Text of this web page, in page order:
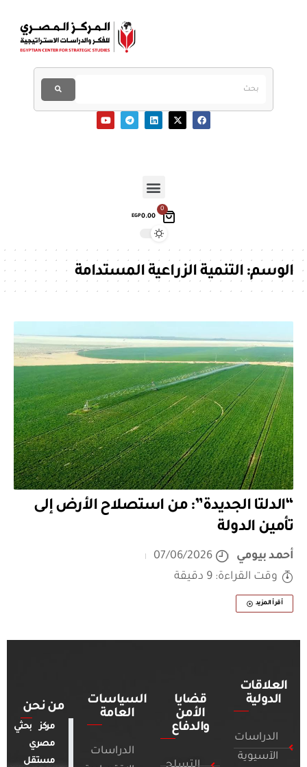
0
EGP0.00
الوسم:التنمية الزراعية المستدامة
“الدلتا الجديدة”: من استصلاح الأرض إلى
تأمين الدولة
أحمد بيومي
07/06/2026
وقت القراءة: 9 دقيقة
أقرأ المزيد
العلاقات
الدولية
الدراسات
الآسيوية
قضايا
الأمن
والدفاع
السياسات
العامة
الدراسات
من نحن
مركز بحثي
مصري
مستقل